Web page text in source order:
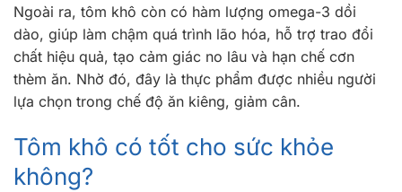
Ngoài ra, tôm khô còn có hàm lượng omega-3 dồi
dào, giúp làm chậm quá trình lão hóa, hỗ trợ trao đổi
chất hiệu quả, tạo cảm giác no lâu và hạn chế cơn
thèm ăn. Nhờ đó, đây là thực phẩm được nhiều người
lựa chọn trong chế độ ăn kiêng, giảm cân.
Tôm khô có tốt cho sức khỏe
không?